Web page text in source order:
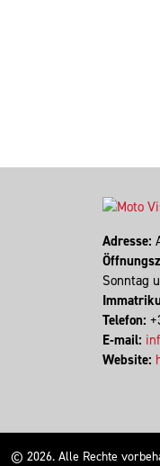
Adresse:
Sonntag
Telefon:
E-mail:
Website:
© 2026. Alle Rechte